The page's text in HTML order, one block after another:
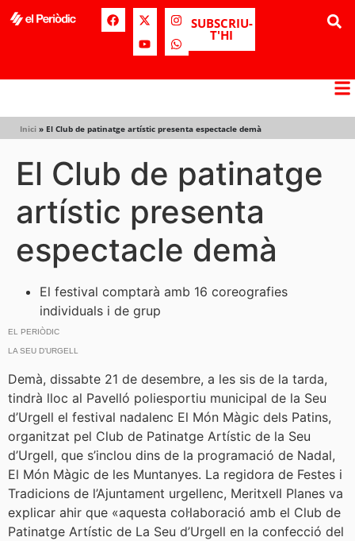
SUBSCRIU-
T'HI
Inici » El Club de patinatge artístic presenta espectacle demà
El Club de patinatge
artístic presenta
espectacle demà
El festival comptarà amb 16 coreografies
individuals i de grup
EL PERIÒDIC
LA SEU D’URGELL
Demà, dissabte 21 de desembre, a les sis de la tarda,
tindrà lloc al Pavelló poliesportiu municipal de la Seu
d’Urgell el festival nadalenc El Món Màgic dels Patins,
organitzat pel Club de Patinatge Artístic de la Seu
d’Urgell, que s’inclou dins de la programació de Nadal,
El Món Màgic de les Muntanyes. La regidora de Festes i
Tradicions de l’Ajuntament urgellenc, Meritxell Planes va
explicar ahir que «aquesta col·laboració amb el Club de
Patinatge Artístic de La Seu d’Urgell en la confecció del